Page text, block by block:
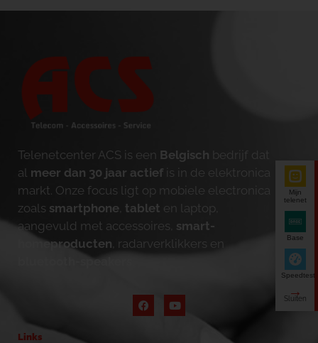
Telenetcenter ACS is een Belgisch bedrijf dat
al meer dan 30 jaar actief is in de elektronica
markt. Onze focus ligt op mobiele electronica
zoals smartphone tablet en laptop,
aangevuld met accessoires, smart-
homeproducten , radarverklikkers en
bluetooth-speakers
Links
Mijn
telenet
Base
Speedtest